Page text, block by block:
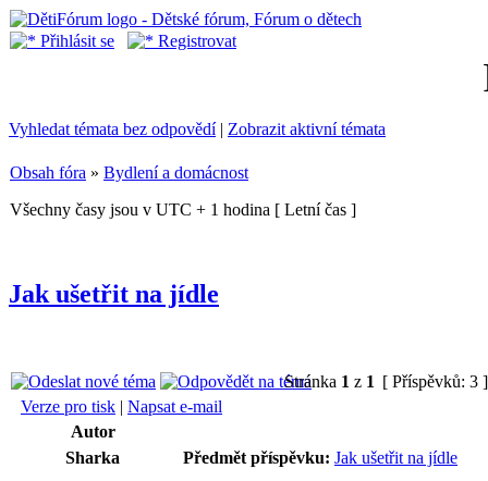
Přihlásit se Registrovat
Vyhledat témata bez odpovědí| Zobrazit aktivní témata
Obsah fóra » Bydlení a domácnost
Všechny časy jsou v UTC + 1 hodina [ Letní čas ]
Jak ušetřit na jídle
Stránka 1 z 1 [ Příspěvků: 3
Verze pro tisk | Napsat e-mail
Autor
Sharka
Předmět příspěvku: Jak ušetřit na jídle